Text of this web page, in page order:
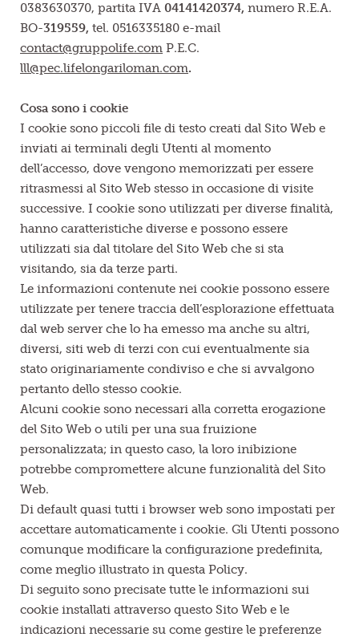
0383630370, partita IVA 04141420374, numero R.E.A.
BO-319559, tel. 0516335180 e-mail
contact@gruppolife.com P.E.C.
lll@pec.lifelongariloman.com.
Cosa sono i cookie
I cookie sono piccoli file di testo creati dal Sito Web e
inviati ai terminali degli Utenti al momento
dell’accesso, dove vengono memorizzati per essere
ritrasmessi al Sito Web stesso in occasione di visite
successive. I cookie sono utilizzati per diverse finalità,
hanno caratteristiche diverse e possono essere
utilizzati sia dal titolare del Sito Web che si sta
visitando, sia da terze parti.
Le informazioni contenute nei cookie possono essere
utilizzate per tenere traccia dell’esplorazione effettuata
dal web server che lo ha emesso ma anche su altri,
diversi, siti web di terzi con cui eventualmente sia
stato originariamente condiviso e che si avvalgono
pertanto dello stesso cookie.
Alcuni cookie sono necessari alla corretta erogazione
del Sito Web o utili per una sua fruizione
personalizzata; in questo caso, la loro inibizione
potrebbe compromettere alcune funzionalità del Sito
Web.
Di default quasi tutti i browser web sono impostati per
accettare automaticamente i cookie. Gli Utenti possono
comunque modificare la configurazione predefinita,
come meglio illustrato in questa Policy.
Di seguito sono precisate tutte le informazioni sui
cookie installati attraverso questo Sito Web e le
indicazioni necessarie su come gestire le preferenze